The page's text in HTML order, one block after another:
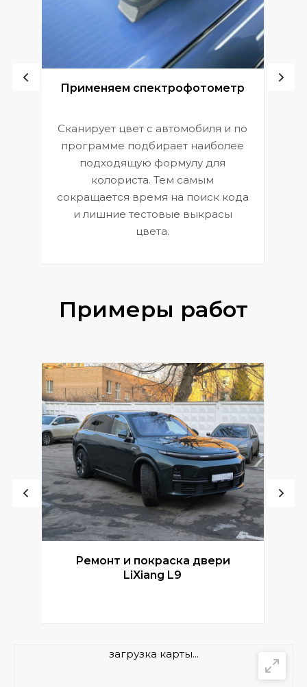
Применяем спектрофотометр
Сканирует цвет с автомобиля и по
программе подбирает наиболее
подходящую формулу для
колориста. Тем самым
сокращается время на поиск кода
и лишние тестовые выкрасы
цвета.
Примеры работ
Ремонт и покраска двери
LiXiang L9
загрузка карты...